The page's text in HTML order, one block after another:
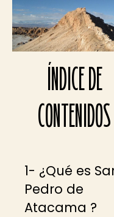
ÍNDICE DE
CONTENIDOS
1- ¿Qué es
Pedro de
Atacama ?